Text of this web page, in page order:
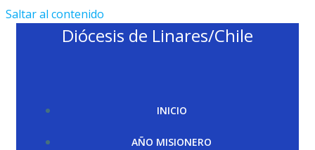
Saltar al contenido
Diócesis de Linares/Chile
INICIO
AÑO MISIONERO